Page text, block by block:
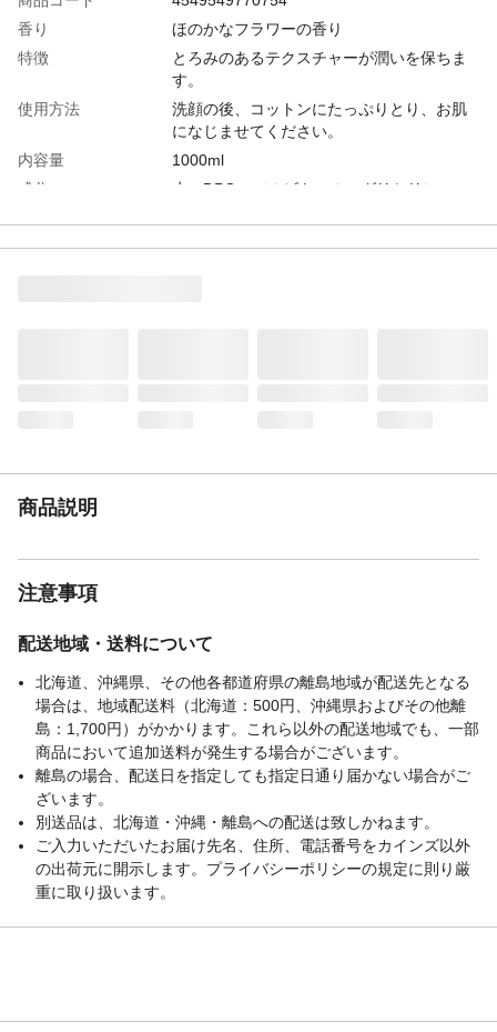
香り
ほのかなフラワーの香り
特徴
とろみのあるテクスチャーが潤いを保ちま
す。
使用方法
洗顔の後、コットンにたっぷりとり、お肌
になじませてください。
内容量
1000ml
成分
水、DPG、ソルビトール、グリセリン、
商品説明
注意事項
配送地域・送料について
北海道、沖縄県、その他各都道府県の離島地域が配送先となる
場合は、地域配送料（北海道：500円、沖縄県およびその他離
島：1,700円）がかかります。これら以外の配送地域でも、一部
商品において追加送料が発生する場合がございます。
離島の場合、配送日を指定しても指定日通り届かない場合がご
ざいます。
別送品は、北海道・沖縄・離島への配送は致しかねます。
ご入力いただいたお届け先名、住所、電話番号をカインズ以外
の出荷元に開示します。プライバシーポリシーの規定に則り厳
重に取り扱います。